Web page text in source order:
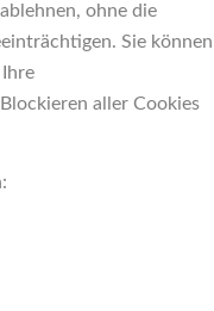
ohne die
Sie können
aller Cookies